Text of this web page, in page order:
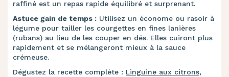
raffiné est un repas rapide équilibré et surprenant.
Astuce gain de temps : Utilisez un économe ou rasoir à
légume pour tailler les courgettes en fines lanières
(rubans) au lieu de les couper en dés. Elles cuiront plus
rapidement et se mélangeront mieux à la sauce
crémeuse.
Dégustez la recette complète : Linguine aux citrons,